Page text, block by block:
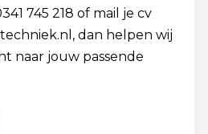
745 218 of mail je cv
dan helpen wij
naar jouw passende